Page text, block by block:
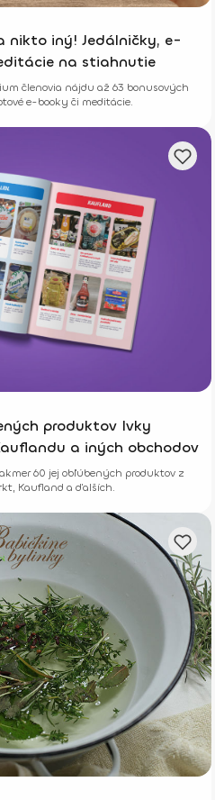
nikto iný! Jedálničky, e-
na stiahnutie
členovia nájdu až 63 bonusových
e-booky či meditácie.
produktov Ivky
a iných obchodov
60 jej obľúbených produktov z
Kaufland a ďalších.